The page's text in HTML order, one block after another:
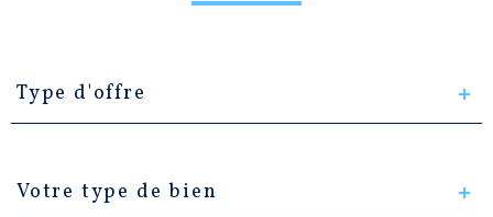
d'offre
Type d'offre
de
Votre type de bien